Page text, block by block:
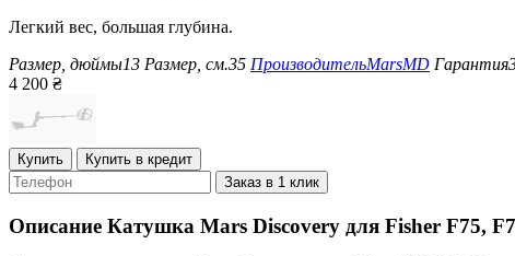
Легкий вес, большая глубина.
Размер, дюймы13 Размер, см.35 ПроизводительMarsMD Гарантия
4 200 ₴
Купить
Купить в кредит
Заказ в 1 клик
Описание Катушка Mars Discovery для Fisher F75,